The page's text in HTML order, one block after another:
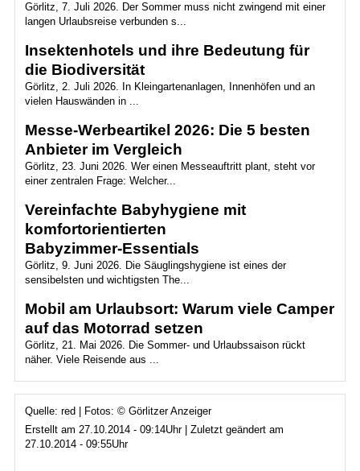
Görlitz, 7. Juli 2026. Der Sommer muss nicht zwingend mit einer
langen Urlaubsreise verbunden s...
Insektenhotels und ihre Bedeutung für
die Biodiversität
Görlitz, 2. Juli 2026. In Kleingartenanlagen, Innenhöfen und an
vielen Hauswänden in ...
Messe-Werbeartikel 2026: Die 5 besten
Anbieter im Vergleich
Görlitz, 23. Juni 2026. Wer einen Messeauftritt plant, steht vor
einer zentralen Frage: Welcher...
Vereinfachte Babyhygiene mit
komfortorientierten
Babyzimmer‑Essentials
Görlitz, 9. Juni 2026. Die Säuglingshygiene ist eines der
sensibelsten und wichtigsten The...
Mobil am Urlaubsort: Warum viele Camper
auf das Motorrad setzen
Görlitz, 21. Mai 2026. Die Sommer- und Urlaubssaison rückt
näher. Viele Reisende aus ...
Quelle: red | Fotos: © Görlitzer Anzeiger
Erstellt am 27.10.2014 - 09:14Uhr | Zuletzt geändert am
27.10.2014 - 09:55Uhr